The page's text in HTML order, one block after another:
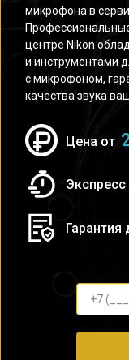
микрофона в
центре Nikon
и инструментами
с микрофоном,
качества звука
Цена от
Гарантия